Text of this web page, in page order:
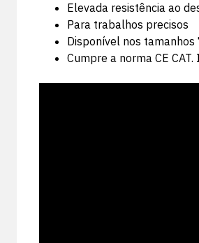
Elevada resistência ao
Para trabalhos precisos
Disponível nos tamanhos
Cumpre a norma CE CAT.